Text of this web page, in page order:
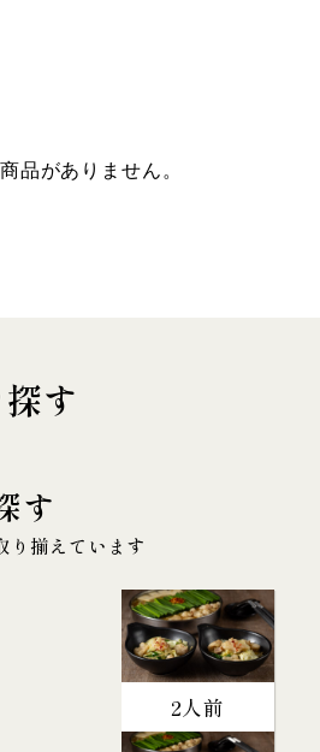
品がありません。
す
す
り揃えています
2人前